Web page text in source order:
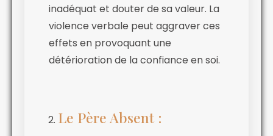
inadéquat et douter de sa valeur. La
violence verbale peut aggraver ces
effets en provoquant une
détérioration de la confiance en soi.
Le Père Absent :